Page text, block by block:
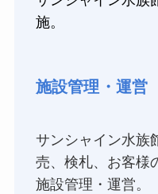
施。
施設管理・運営
サンシャイン水族
売、検札、お客様
施設管理・運営。